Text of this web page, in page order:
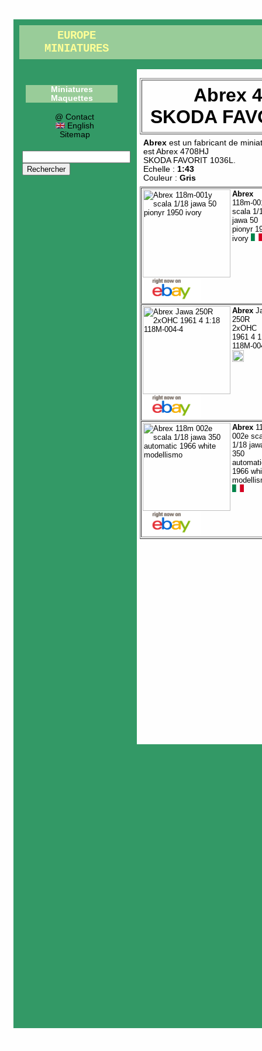
EUROPE
MINIATURES
Miniatures
Maquettes
@ Contact
English
Sitemap
Abrex
SKODA
Abrex est un fabricant de
estAbrex 4708HJ
SKODA FAVORIT 1036L
Echelle : 1:43
Couleur :Gris
Abrex
118m-
scala 1/
jawa 50
pionyr
ivory
Abrex
250R
2xOHC
1961 4
118M-
Abrex
002e
1/18
350
1966